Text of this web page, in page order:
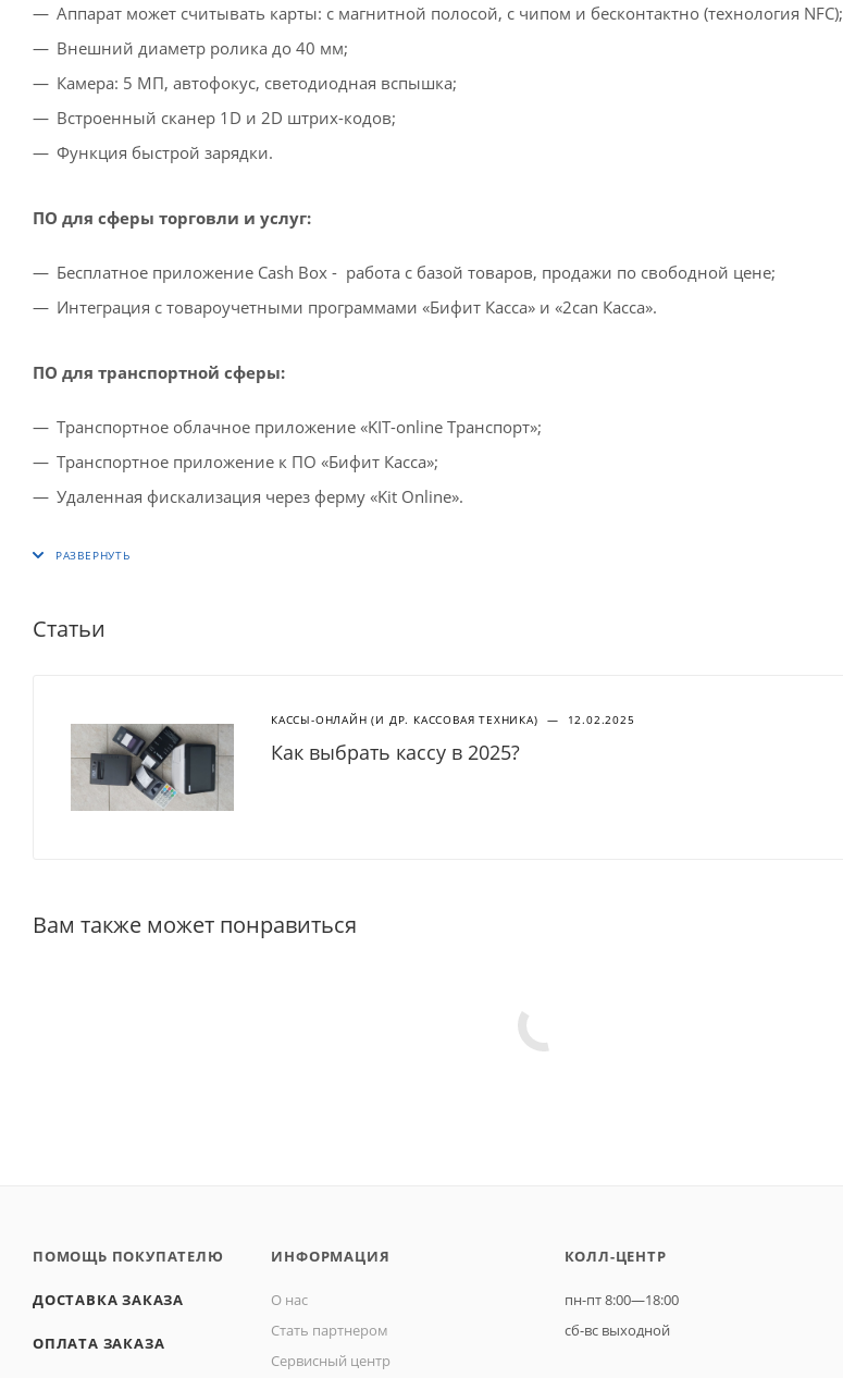
Аппарат может считывать карты: с магнитной полосой, с чипом и бесконтактно (технология NFC);
Внешний диаметр ролика до 40 мм;
Камера: 5 МП, автофокус, светодиодная вспышка;
Встроенный сканер 1D и 2D штрих-кодов;
Функция быстрой зарядки.
ПО для сферы торговли и услуг:
Бесплатное приложение Cash Box - работа с базой товаров, продажи по свободной цене;
Интеграция с товароучетными программами «Бифит Касса» и «2can Касса».
ПО для транспортной сферы:
Транспортное облачное приложение «KIT-online Транспорт»;
Транспортное приложение к ПО «Бифит Касса»;
Удаленная фискализация через ферму «Kit Online».
Статьи
КАССЫ-ОНЛАЙН (И ДР. КАССОВАЯ ТЕХНИКА) — 12.02.2025
Как выбрать кассу в 2025?
Вам также может понравиться
ПОМОЩЬ ПОКУПАТЕЛЮ
ДОСТАВКА ЗАКАЗА
ОПЛАТА ЗАКАЗА
ИНФОРМАЦИЯ
О нас
Стать партнером
Сервисный центр
КОЛЛ-ЦЕНТР
пн-пт 8:00—18:00
сб-вс выходной